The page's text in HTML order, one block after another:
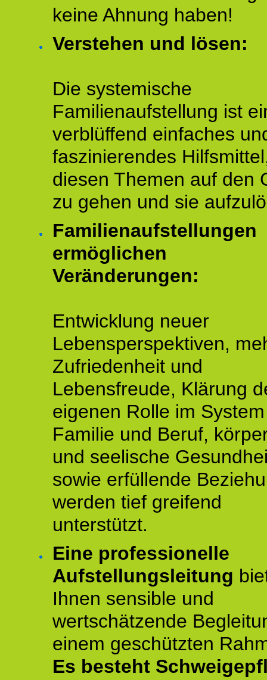
keine Ahnung haben!
Verstehen und lösen:
Die systemische
Familienaufstellung ist
verblüffend einfaches
faszinierendes
diesen Themen auf den
zu gehen und sie
Familienaufstellungen
ermöglichen
Veränderungen:
Entwicklung neuer
Lebensperspektiven,
Zufriedenheit und
Lebensfreude, Klärung
eigenen Rolle im
Familie und Beruf,
und seelische
sowie erfüllende
werden tief greifend
unterstützt.
Eine professionelle
Aufstellungsleitung
Ihnen sensible und
wertschätzende
einem geschützten
Es besteht